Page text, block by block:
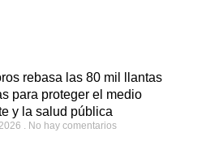
rebasa las 80 mil llantas
para proteger el medio
y la salud pública
No hay comentarios